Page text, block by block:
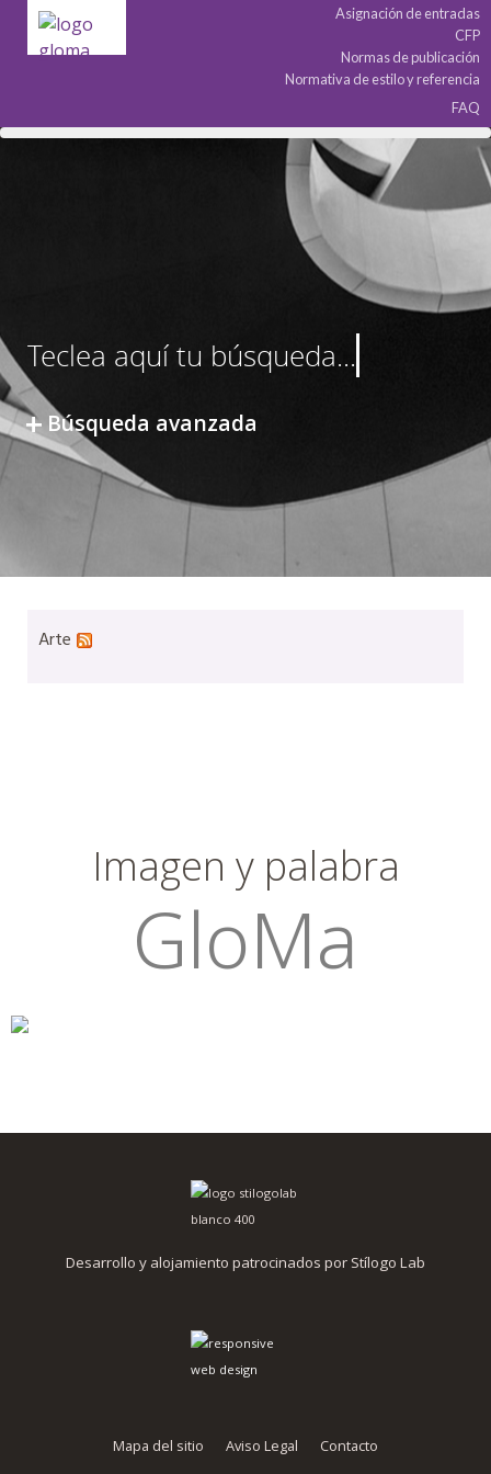
Asignación de entradas
CFP
Normas de publicación
Normativa de estilo y referencia
FAQ
Búsqueda avanzada
Arte
Imagen y palabra
GloMa
Desarrollo y alojamiento patrocinados por Stílogo Lab
Mapa del sitio Aviso Legal Contacto